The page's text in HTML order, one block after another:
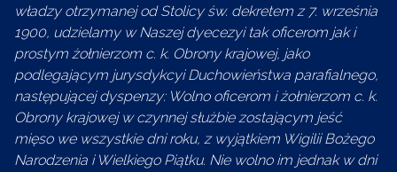
władzy otrzymanej od Stolicy św. dekretem z 7. września
1900, udzielamy w Naszej dyecezyi tak oficerom jak i
prostym żołnierzom c. k. Obrony krajowej, jako
podlegającym jurysdykcyi Duchowieństwa parafialnego,
następującej dyspenzy: Wolno oficerom i żołnierzom c. k.
Obrony krajowej w czynnej służbie zostającym jeść
mięso we wszystkie dni roku, z wyjątkiem Wigilii Bożego
Narodzenia i Wielkiego Piątku. Nie wolno im jednak w dni